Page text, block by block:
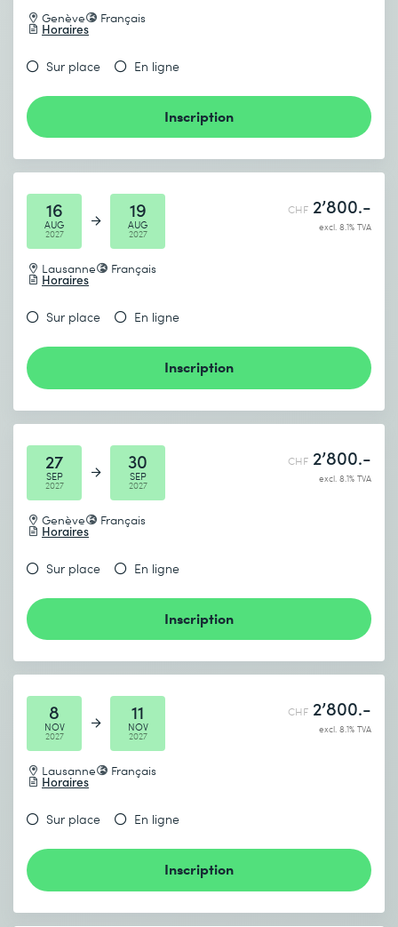
Genève Français
Horaires
Sur place En ligne
Inscription
16
AUG
2027
19
AUG
2027
Lausanne Français
Horaires
CHF 2’800.-
excl. 8.1% TVA
Sur place En ligne
Inscription
27
SEP
2027
30
SEP
2027
Genève Français
Horaires
CHF 2’800.-
excl. 8.1% TVA
Sur place En ligne
Inscription
8
NOV
2027
11
NOV
2027
Lausanne Français
Horaires
CHF 2’800.-
excl. 8.1% TVA
Sur place En ligne
Inscription